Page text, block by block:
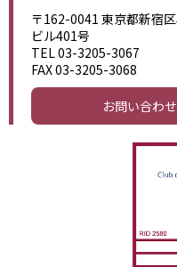
〒162-0041 東京都新宿
ビル401号
TEL 03-3205-3067
FAX 03-3205-3068
お問い合わ